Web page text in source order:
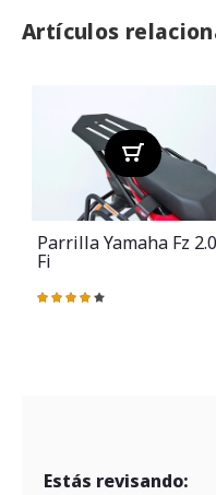
Artículos
Parrilla Yamaha Fz 2.0
Fi
Valoración:
Estás revisando: